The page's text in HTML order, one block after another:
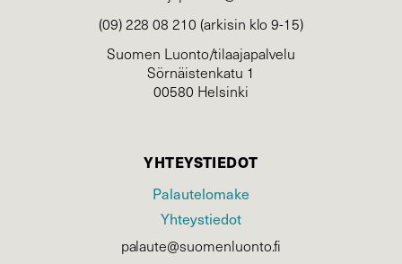
(09) 228 08 210 (arkisin klo 9-15)
Suomen Luonto/tilaajapalvelu
Sörnäistenkatu 1
00580 Helsinki
YHTEYSTIEDOT
Palautelomake
Yhteystiedot
palaute@suomenluonto.fi